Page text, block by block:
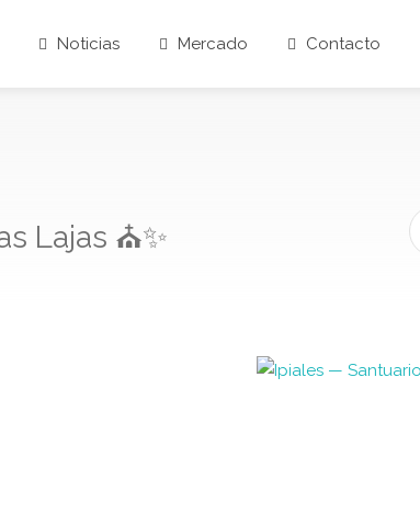
Noticias Mercado Contacto
Lajas ⛪✨